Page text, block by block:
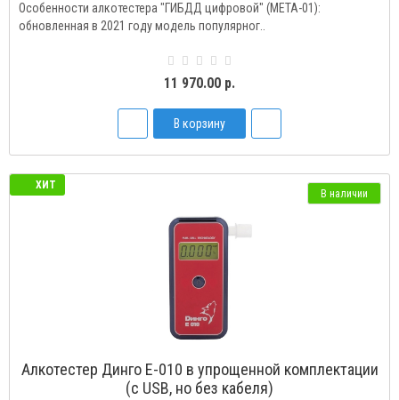
Особенности алкотестера "ГИБДД цифровой" (МЕТА-01):
обновленная в 2021 году модель популярног..
11 970.00 р.
В корзину
ХИТ
В наличии
Алкотестер Динго Е-010 в упрощенной комплектации
(с USB, но без кабеля)